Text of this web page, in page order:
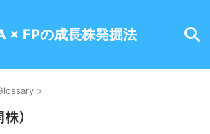
× FPの成長株発掘法
>
）